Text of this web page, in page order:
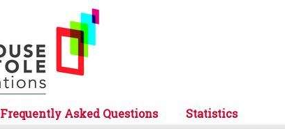
Frequently Asked Questions
Statistics